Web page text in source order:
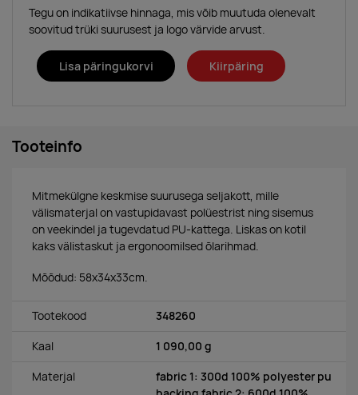
Tegu on indikatiivse hinnaga, mis võib muutuda olenevalt
soovitud trüki suurusest ja logo värvide arvust.
Lisa päringukorvi Kiirpäring
Tooteinfo
Mitmekülgne keskmise suurusega seljakott, mille
välismaterjal on vastupidavast polüestrist ning sisemus
on veekindel ja tugevdatud PU-kattega. Liskas on kotil
kaks välistaskut ja ergonoomilsed õlarihmad.
Mõõdud: 58x34x33cm.
Tootekood 348260
Kaal 1 090,00 g
Materjal
fabric 1: 300d 100% polyester pu